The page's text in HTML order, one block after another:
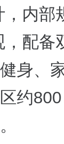
，内部
，配
身、
约